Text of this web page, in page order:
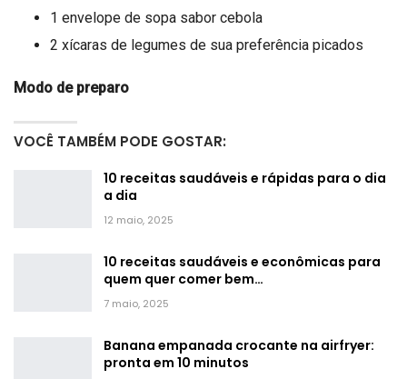
1 envelope de sopa sabor cebola
2 xícaras de legumes de sua preferência picados
Modo de preparo
VOCÊ TAMBÉM PODE GOSTAR:
10 receitas saudáveis e rápidas para o dia
a dia
12 maio, 2025
10 receitas saudáveis e econômicas para
quem quer comer bem…
7 maio, 2025
Banana empanada crocante na airfryer:
pronta em 10 minutos